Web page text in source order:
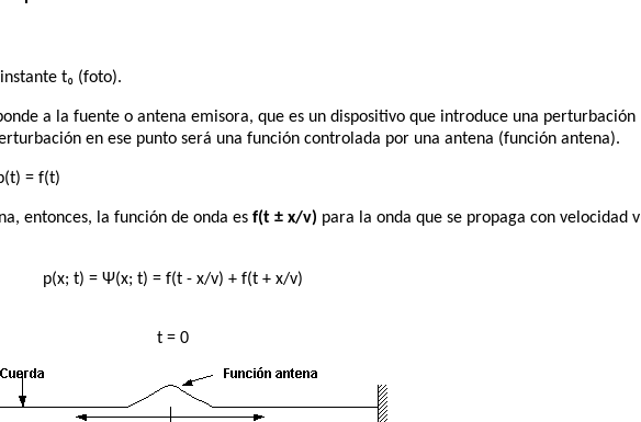
t₀ (foto).
a la fuente o antena emisora, que es un dispositivo que introduce una perturbación
en ese punto será una función controlada por una antena (función antena).
= f(t)
entonces, la función de onda esf(t ± x/v) para la onda que se propaga con velocidad v
p(x; t) = Ψ(x; t) = f(t - x/v) + f(t + x/v)
t = 0